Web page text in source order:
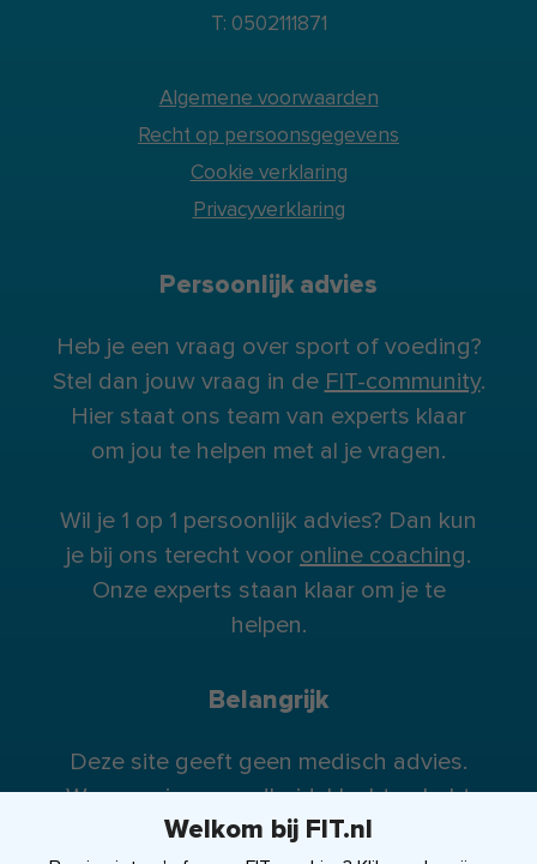
T: 0502111871
Algemene voorwaarden
Recht op persoonsgegevens
Cookie verklaring
Privacyverklaring
Persoonlijk advies
Heb je een vraag over sport of voeding?
Stel dan jouw vraag in de FIT-community.
Hier staat ons team van experts klaar
om jou te helpen met al je vragen.
Wil je 1 op 1 persoonlijk advies? Dan kun
je bij ons terecht voor online coaching.
Onze experts staan klaar om je te
helpen.
Belangrijk
Deze site geeft geen medisch advies.
Wanneer je gezondheidsklachten hebt
raden wij je te allen tijde aan contact op
Welkom bij FIT.nl